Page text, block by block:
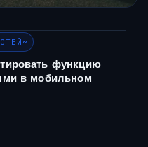
функцию
в мобильном